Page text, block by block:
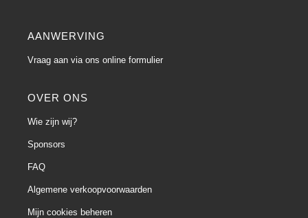
AANWERVING
Vraag aan via ons online formulier
OVER ONS
Wie zijn wij?
Sponsors
FAQ
Algemene verkoopvoorwaarden
Mijn cookies beheren